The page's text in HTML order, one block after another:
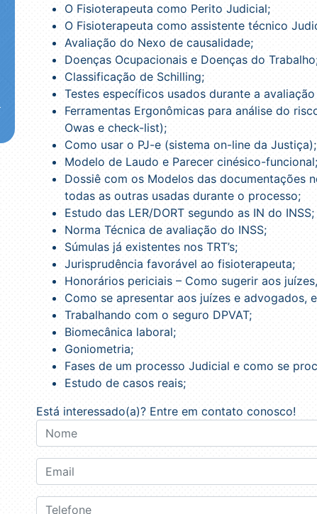
O Fisioterapeuta como Perito Judicial;
O Fisioterapeuta como assistente técnico
Avaliação do Nexo de causalidade;
Doenças Ocupacionais e Doenças do
Classificação de Schilling;
Testes específicos usados durante a
Ferramentas Ergonômicas para análise do
Owas e check-list);
Como usar o PJ-e (sistema on-line da Justiça);
Modelo de Laudo e Parecer cinésico-funcional;
Dossiê com os Modelos das documentações
todas as outras usadas durante o processo;
Estudo das LER/DORT segundo as IN do INSS;
Norma Técnica de avaliação do INSS;
Súmulas já existentes nos TRT’s;
Jurisprudência favorável ao fisioterapeuta;
Honorários periciais – Como sugerir aos
Como se apresentar aos juízes e advogados,
Trabalhando com o seguro DPVAT;
Biomecânica laboral;
Goniometria;
Fases de um processo Judicial e como se
Estudo de casos reais;
Está interessado(a)? Entre em contato conosco!